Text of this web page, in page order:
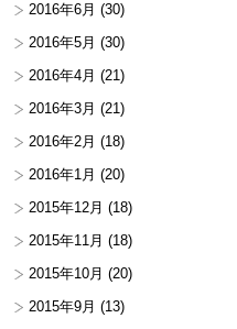
2016年6月 (30)
2016年5月 (30)
2016年4月 (21)
2016年3月 (21)
2016年2月 (18)
2016年1月 (20)
2015年12月 (18)
2015年11月 (18)
2015年10月 (20)
2015年9月 (13)